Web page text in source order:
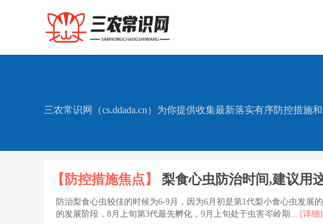
三农常识网（cs.ddada.cn）为你提供收集最新落实有序防控措施
【防控措施焦点】 梨食心虫防治时间,建议用
防治梨食心虫较佳的时候为6-9月，因为6月初是第1代梨小食心虫发展
的发展阶段，8月上旬第3代最先孵化，9月上旬处于虫害岑岭期... [详细]